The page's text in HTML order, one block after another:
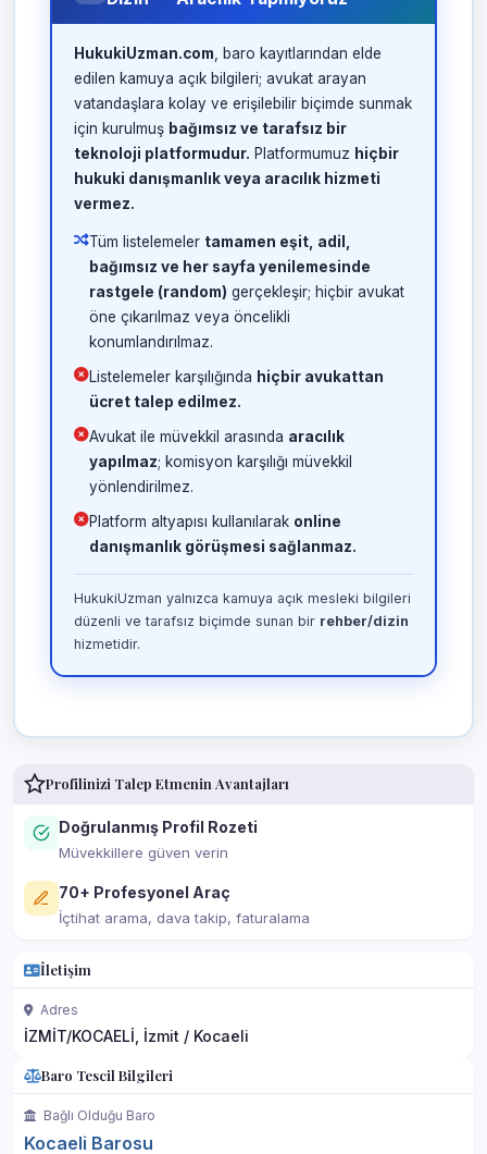
HukukiUzman.com , baro kayıtlarından elde
edilen kamuya açık bilgileri; avukat arayan
vatandaşlara kolay ve erişilebilir biçimde sunmak
için kurulmuş bağımsız ve tarafsız bir
teknoloji platformudur. Platformumuz hiçbir
hukuki danışmanlık veya aracılık hizmeti
vermez.
Tüm listelemeler tamamen eşit, adil,
bağımsız ve her sayfa yenilemesinde
rastgele (random) gerçekleşir; hiçbir avukat
öne çıkarılmaz veya öncelikli
konumlandırılmaz.
Listelemeler karşılığında hiçbir avukattan
ücret talep edilmez.
Avukat ile müvekkil arasında aracılık
yapılmaz; komisyon karşılığı müvekkil
yönlendirilmez.
Platform altyapısı kullanılarak online
danışmanlık görüşmesi sağlanmaz.
HukukiUzman yalnızca kamuya açık mesleki bilgileri
düzenli ve tarafsız biçimde sunan bir rehber/dizin
hizmetidir.
Profilinizi Talep Etmenin Avantajları
Doğrulanmış Profil Rozeti
Müvekkillere güven verin
70+ Profesyonel Araç
İçtihat arama, dava takip, faturalama
İletişim
Adres
İZMİT/KOCAELİ, İzmit / Kocaeli
Baro Tescil Bilgileri
Bağlı Olduğu Baro
Kocaeli Barosu